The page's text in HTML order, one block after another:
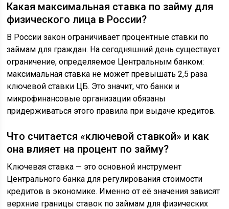
Какая максимальная ставка по займу для
физического лица в России?
В России закон ограничивает процентные ставки по
займам для граждан. На сегодняшний день существует
ограничение, определяемое Центральным банком:
максимальная ставка не может превышать 2,5 раза
ключевой ставки ЦБ. Это значит, что банки и
микрофинансовые организации обязаны
придерживаться этого правила при выдаче кредитов.
Что считается «ключевой ставкой» и как
она влияет на процент по займу?
Ключевая ставка — это основной инструмент
Центрального банка для регулирования стоимости
кредитов в экономике. Именно от её значения зависят
верхние границы ставок по займам для физических